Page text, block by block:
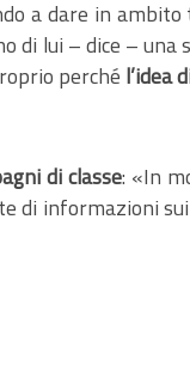
a dare in ambito
di lui – dice –
perché l’idea
di classe: «In
informazioni